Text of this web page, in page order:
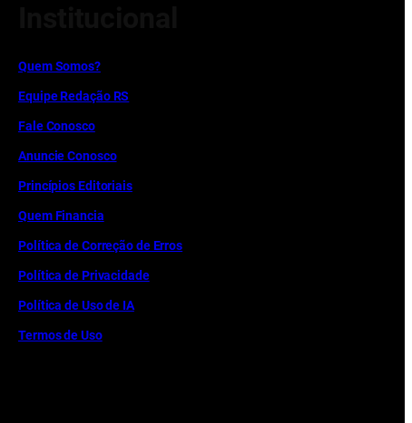
Quem Somos?
Equipe Redação RS
Fale Conosco
Anuncie Conosco
Princípios Editoriais
Quem Financia
Política de Correção de Erros
Política de Privacidade
Política de Uso de IA
Termos de Uso